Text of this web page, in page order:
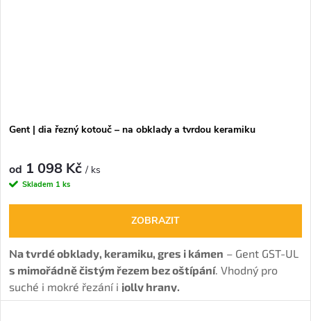
Gent | dia řezný kotouč – na obklady a tvrdou keramiku
od 1 098 Kč/ ks
Skladem 1 ks
ZOBRAZIT
Na tvrdé obklady, keramiku, gres i kámen – Gent GST-UL
s mimořádně čistým řezem bez oštípání. Vhodný pro
suché i mokré řezání i jolly hrany.